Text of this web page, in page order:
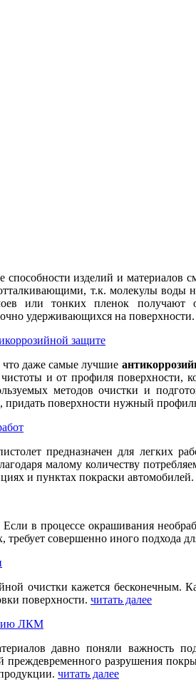
способности изделий и
т.к. молекулы воды
или тонких пленок получают
удерживающихся на поверхности.
защите
что даже самые лучшие
и от профиля поверхности,
методов очистки и
придать поверхности нужный
предназначен для легких
малому количеству
и пунктах покраски автомобилей.
в процессе окрашивания
совершенно иного подхода
очистки кажется
поверхности. читать далее
ЛКМ
давно поняли важность
преждевременного разрушения
читать далее